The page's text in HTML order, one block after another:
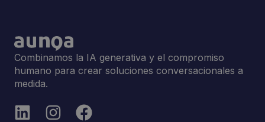
Combinamos la IA generativa y el compromiso
humano para crear soluciones conversacionales a
medida.